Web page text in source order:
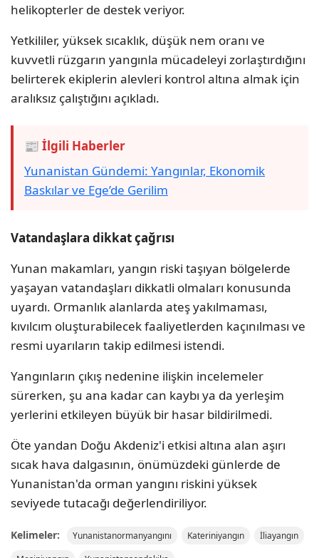
helikopterler de destek veriyor.
Yetkililer, yüksek sıcaklık, düşük nem oranı ve
kuvvetli rüzgarın yangınla mücadeleyi zorlaştırdığını
belirterek ekiplerin alevleri kontrol altına almak için
aralıksız çalıştığını açıkladı.
📰 İlgili Haberler
Yunanistan Gündemi: Yangınlar, Ekonomik
Baskılar ve Ege’de Gerilim
Vatandaşlara dikkat çağrısı
Yunan makamları, yangın riski taşıyan bölgelerde
yaşayan vatandaşları dikkatli olmaları konusunda
uyardı. Ormanlık alanlarda ateş yakılmaması,
kıvılcım oluşturabilecek faaliyetlerden kaçınılması ve
resmi uyarıların takip edilmesi istendi.
Yangınların çıkış nedenine ilişkin incelemeler
sürerken, şu ana kadar can kaybı ya da yerleşim
yerlerini etkileyen büyük bir hasar bildirilmedi.
Öte yandan Doğu Akdeniz'i etkisi altına alan aşırı
sıcak hava dalgasının, önümüzdeki günlerde de
Yunanistan'da orman yangını riskini yüksek
seviyede tutacağı değerlendiriliyor.
Kelimeler: Yunanistanormanyangını Kateriniyangın
İliayangın